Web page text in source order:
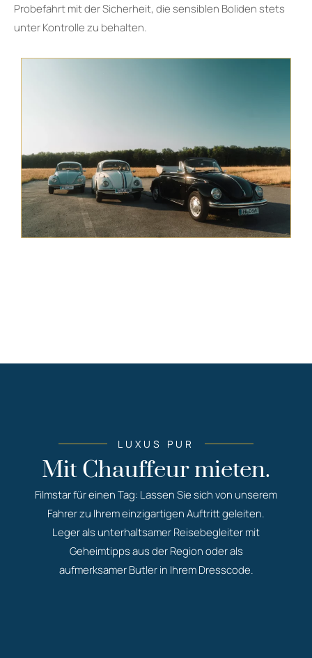
Probefahrt mit der Sicherheit, die sensiblen Boliden stets
unter Kontrolle zu behalten.
LUXUS PUR​
Mit Chauffeur mieten.
Filmstar für einen Tag: Lassen Sie sich von unserem
Fahrer zu Ihrem einzigartigen Auftritt geleiten.
Leger als unterhaltsamer Reisebegleiter mit
Geheimtipps aus der Region oder als
aufmerksamer Butler in Ihrem Dresscode.